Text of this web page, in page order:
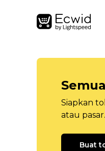
Siapkan
atau pasar.
Buat